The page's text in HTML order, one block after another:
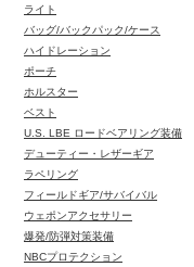
ライト
バッグ/バックパック/ケース
ハイドレーション
ポーチ
ホルスター
ベスト
U.S. LBE ロードベアリング装備
デューティー・レザーギア
ラペリング
フィールドギア/サバイバル
ウェポンアクセサリー
爆発/防弾対策装備
NBCプロテクション